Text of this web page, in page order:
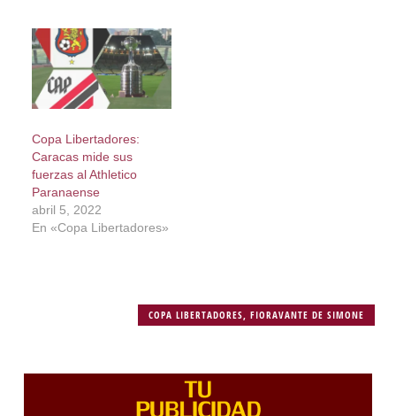
Copa Libertadores:
Caracas mide sus
fuerzas al Athletico
Paranaense
abril 5, 2022
En «Copa Libertadores»
COPA LIBERTADORES ,FIORAVANTE DE SIMONE